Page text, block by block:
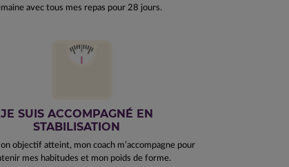
avec tous mes repas pour 28 jours.
JE SUIS ACCOMPAGNÉ EN
STABILISATION
objectif atteint, mon coach m’accompagne pour
mes habitudes et mon poids de forme.